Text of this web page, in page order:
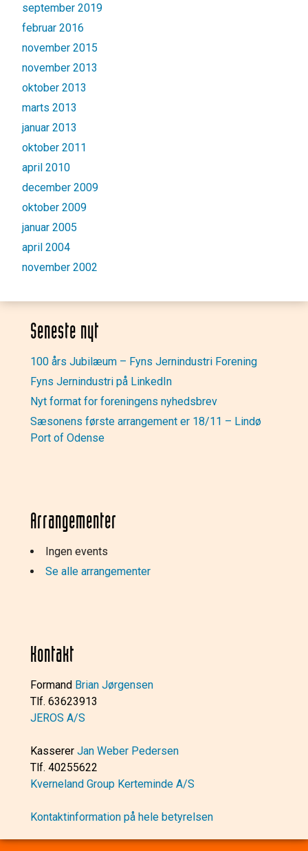
september 2019
februar 2016
november 2015
november 2013
oktober 2013
marts 2013
januar 2013
oktober 2011
april 2010
december 2009
oktober 2009
januar 2005
april 2004
november 2002
Seneste nyt
100 års Jubilæum – Fyns Jernindustri Forening
Fyns Jernindustri på LinkedIn
Nyt format for foreningens nyhedsbrev
Sæsonens første arrangement er 18/11 – Lindø
Port of Odense
Arrangementer
Ingen events
Se alle arrangementer
Kontakt
Formand Brian Jørgensen
Tlf. 63623913
JEROS A/S
Kasserer Jan Weber Pedersen
Tlf. 40255622
Kverneland Group Kerteminde A/S
Kontaktinformation på hele betyrelsen